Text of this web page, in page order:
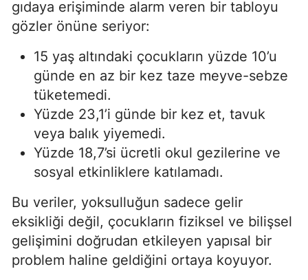
gıdaya erişiminde alarm veren bir tabloyu
gözler önüne seriyor:
15 yaş altındaki çocukların yüzde 10’u
günde en az bir kez taze meyve-sebze
tüketemedi.
Yüzde 23,1’i günde bir kez et, tavuk
veya balık yiyemedi.
Yüzde 18,7’si ücretli okul gezilerine ve
sosyal etkinliklere katılamadı.
Bu veriler, yoksulluğun sadece gelir
eksikliği değil, çocukların fiziksel ve bilişsel
gelişimini doğrudan etkileyen yapısal bir
problem haline geldiğini ortaya koyuyor.